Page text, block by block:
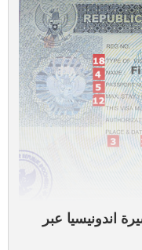
اندونيسيا عبر